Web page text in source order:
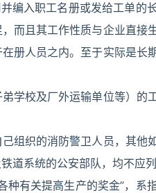
编入职工名册或发给工单的
而且其工作性质与企业直接
册人员之内。至于实际是长
学校及厂外运输单位等）的
组织的消防警卫人员，其他
道系统的公安部队，均不应列
种有关提高生产的奖金”，系